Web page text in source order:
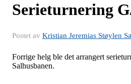
Serieturnering
Postet av Kristian Jeremias Støylen
Forrige helg ble det arrangert
Salhusbanen.